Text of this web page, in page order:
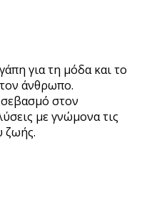
για τη μόδα και το
άνθρωπο.
σεβασμό στον
με γνώμονα τις
ζωής.